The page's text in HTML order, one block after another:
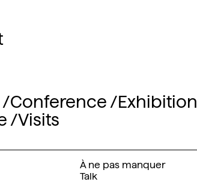
Conference
Exhibition
Visits
À ne pas manquer
Talk